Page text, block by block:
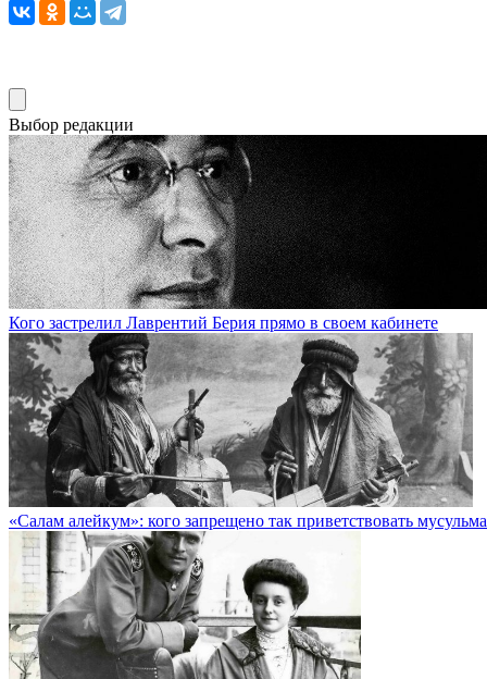
Выбор редакции
Кого застрелил Лаврентий Берия прямо в своем кабинете
«Салам алейкум»: кого запрещено так приветствовать